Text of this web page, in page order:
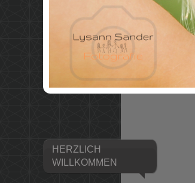
HERZLICH
WILLKOMMEN